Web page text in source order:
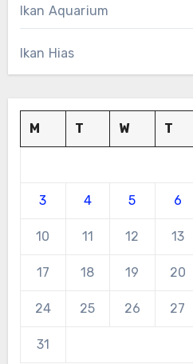
Ikan Aquarium
Ikan Hias
M T W T
3 4 5 6
10 11 12 13
17 18 19 20
24 25 26 27
31